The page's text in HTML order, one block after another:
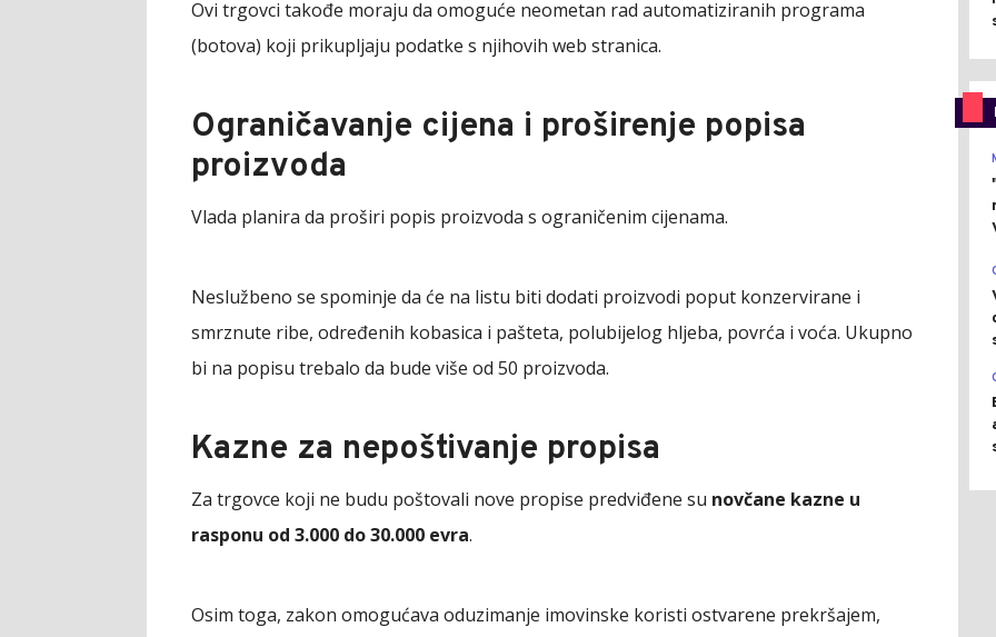
Ovi trgovci takođe moraju da omoguće neometan rad automatiziranih programa
(botova) koji prikupljaju podatke s njihovih web stranica.
Ograničavanje cijena i proširenje popisa
proizvoda
Vlada planira da proširi popis proizvoda s ograničenim cijenama.
Neslužbeno se spominje da će na listu biti dodati proizvodi poput konzervirane i
smrznute ribe, određenih kobasica i pašteta, polubijelog hljeba, povrća i voća. Ukupno
bi na popisu trebalo da bude više od 50 proizvoda.
Kazne za nepoštivanje propisa
Za trgovce koji ne budu poštovali nove propise predviđene su novčane kazne u
rasponu od 3.000 do 30.000 evra.
Osim toga, zakon omogućava oduzimanje imovinske koristi ostvarene prekršajem,